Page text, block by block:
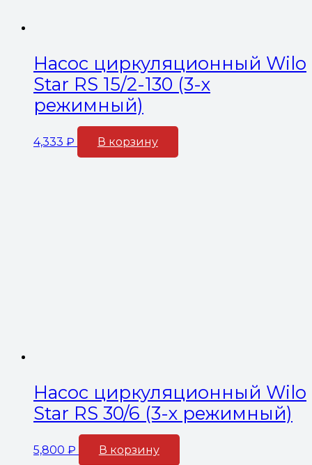
Насос циркуляционный Wilo
Star RS 15/2-130 (3-х
режимный)
4,333 ₽ В корзину
Насос циркуляционный Wilo
Star RS 30/6 (3-х режимный)
5,800 ₽ В корзину